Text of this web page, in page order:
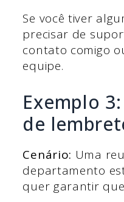
Se você tiver
precisar de
contato comigo
equipe.
Exemplo
de
Cenário: Uma
departamento
quer garantir